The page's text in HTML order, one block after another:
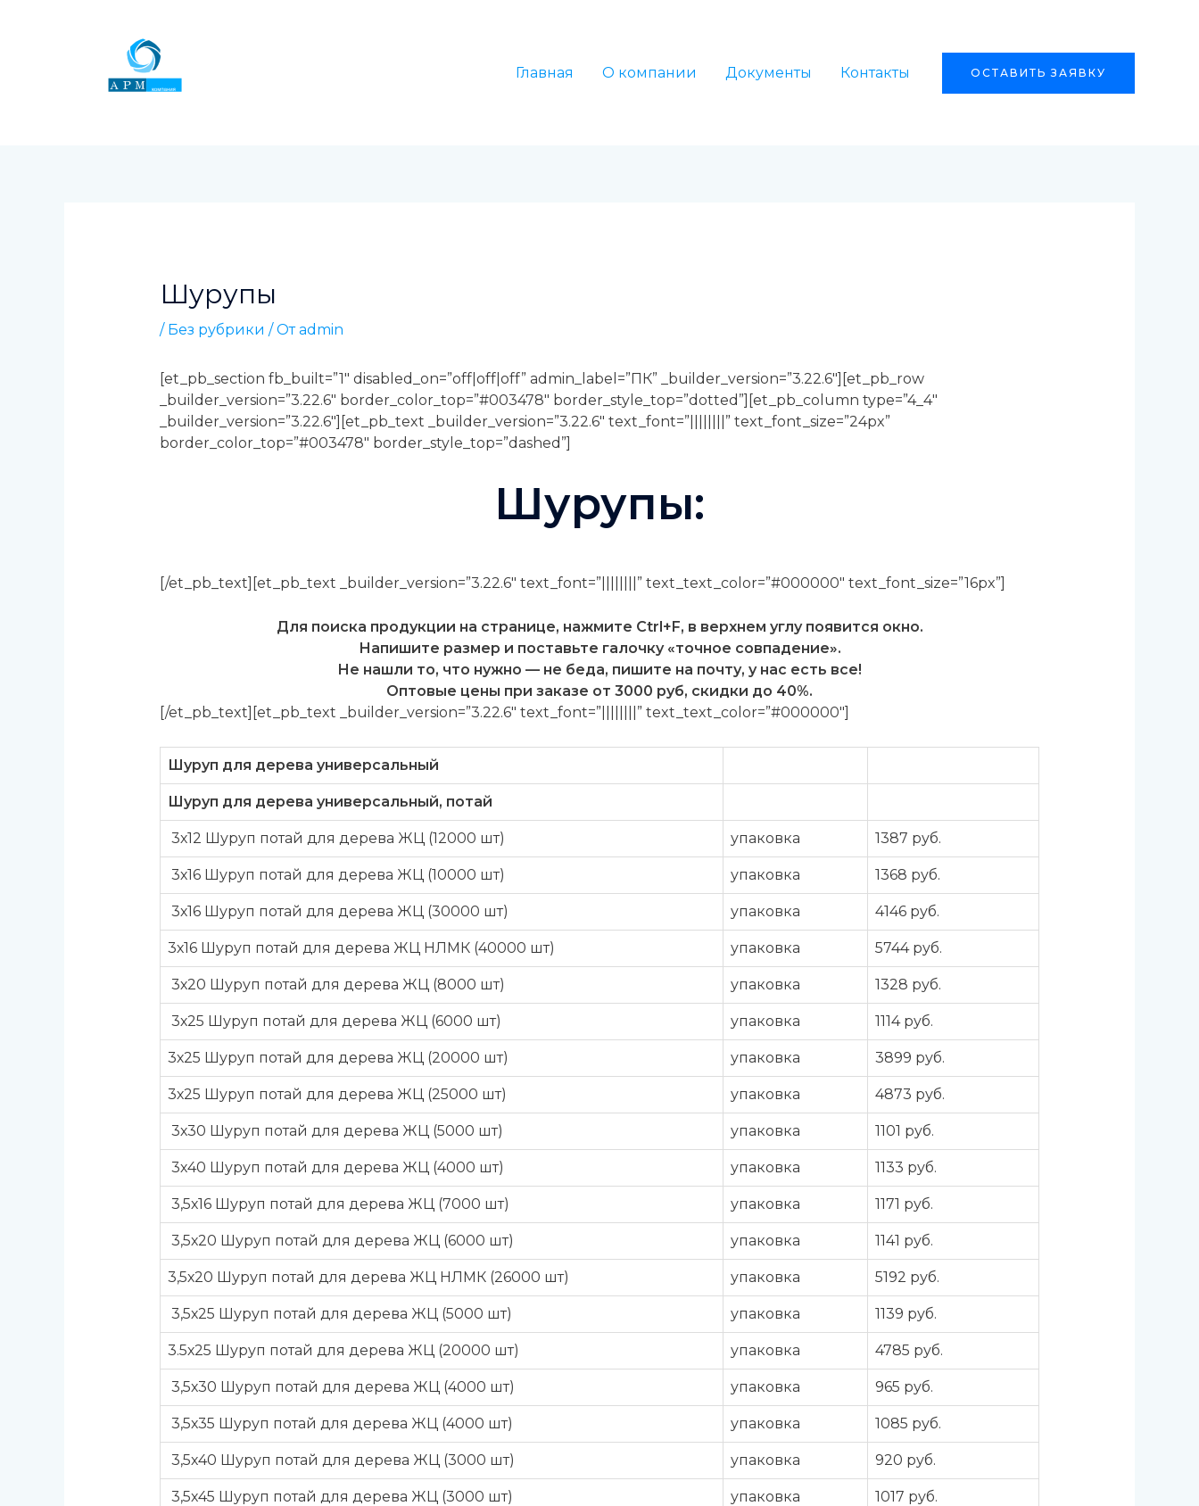
Главная
О компании Документы Контакты ОСТАВИТЬ ЗАЯВКУ
Шурупы
/ Без рубрики / Отadmin
[et_pb_section fb_built=”1″ disabled_on=”off|off|off” admin_label=”ПК” _builder_version=”3.22.6″][et_pb_row
_builder_version=”3.22.6″ border_color_top=”#003478″ border_style_top=”dotted”][et_pb_column type=”4_4″
_builder_version=”3.22.6″][et_pb_text _builder_version=”3.22.6″ text_font=”||||||||” text_font_size=”24px”
border_color_top=”#003478″ border_style_top=”dashed”]
Шурупы:
[/et_pb_text][et_pb_text _builder_version=”3.22.6″ text_font=”||||||||” text_text_color=”#000000″ text_font_size=”16px”]
Для поиска продукции на странице, нажмите Сtrl+F, в верхнем углу появится окно.
Напишите размер и поставьте галочку «точное совпадение».
Не нашли то, что нужно — не беда, пишите на почту, у нас есть все!
Оптовые цены при заказе от 3000 руб, скидки до 40%.
[/et_pb_text][et_pb_text _builder_version=”3.22.6″ text_font=”||||||||” text_text_color=”#000000″]
Шуруп для дерева универсальный
Шуруп для дерева универсальный, потай
3х12 Шуруп потай для дерева ЖЦ (12000 шт) упаковка 1387 руб.
3х16 Шуруп потай для дерева ЖЦ (10000 шт) упаковка 1368 руб.
3х16 Шуруп потай для дерева ЖЦ (30000 шт) упаковка 4146 руб.
3х16 Шуруп потай для дерева ЖЦ НЛМК (40000 шт) упаковка 5744 руб.
3х20 Шуруп потай для дерева ЖЦ (8000 шт) упаковка 1328 руб.
3х25 Шуруп потай для дерева ЖЦ (6000 шт) упаковка 1114 руб.
3х25 Шуруп потай для дерева ЖЦ (20000 шт) упаковка 3899 руб.
3х25 Шуруп потай для дерева ЖЦ (25000 шт) упаковка 4873 руб.
3х30 Шуруп потай для дерева ЖЦ (5000 шт) упаковка 1101 руб.
3х40 Шуруп потай для дерева ЖЦ (4000 шт) упаковка 1133 руб.
3,5х16 Шуруп потай для дерева ЖЦ (7000 шт) упаковка 1171 руб.
3,5х20 Шуруп потай для дерева ЖЦ (6000 шт) упаковка 1141 руб.
3,5х20 Шуруп потай для дерева ЖЦ НЛМК (26000 шт) упаковка 5192 руб.
3,5х25 Шуруп потай для дерева ЖЦ (5000 шт) упаковка 1139 руб.
3.5х25 Шуруп потай для дерева ЖЦ (20000 шт) упаковка 4785 руб.
3,5х30 Шуруп потай для дерева ЖЦ (4000 шт) упаковка 965 руб.
3,5х35 Шуруп потай для дерева ЖЦ (4000 шт) упаковка 1085 руб.
3,5х40 Шуруп потай для дерева ЖЦ (3000 шт) упаковка 920 руб.
3,5х45 Шуруп потай для дерева ЖЦ (3000 шт) упаковка 1017 руб.